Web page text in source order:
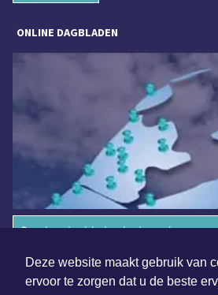
Deze website maakt gebruik van
ervoor te zorgen dat u de beste
ONLINE DAGBLADEN
Overige dagbladen in de regio
Algemene voorwaarden